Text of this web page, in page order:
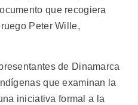
que recogiera
Peter Wille,
de Dinamarca
que examinan la
iniciativa formal a la